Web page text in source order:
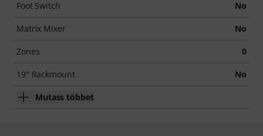
Foot Switch No
Matrix Mixer No
Zones 0
19" Rackmount No
Mutass többet